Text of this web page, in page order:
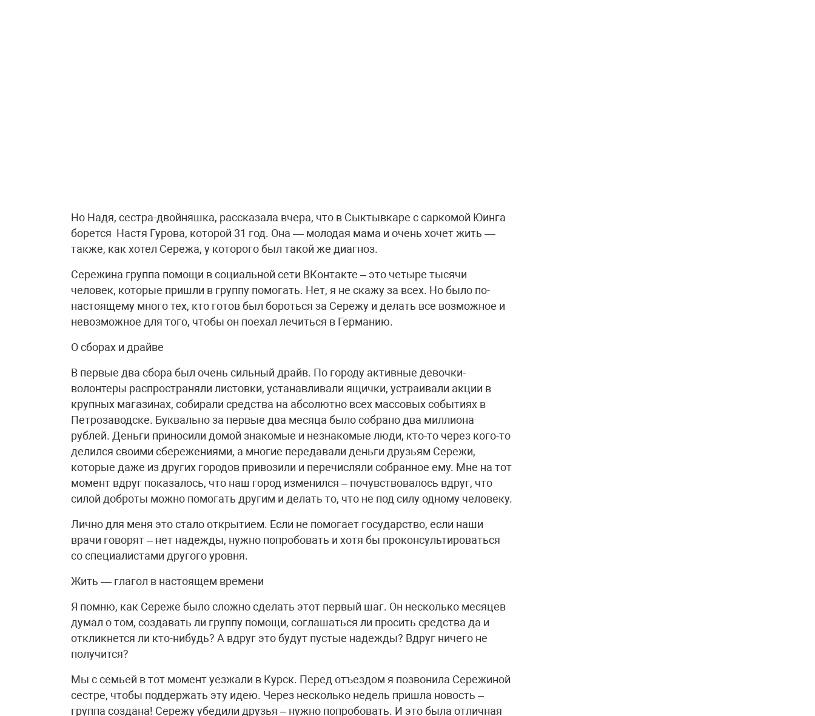
Но Надя, сестра-двойняшка, рассказала вчера, что в Сыктывкаре с саркомой Юинга
борется Настя Гурова, которой 31 год. Она — молодая мама и очень хочет жить —
также, как хотел Сережа, у которого был такой же диагноз.
Сережина группа помощи в социальной сети ВКонтакте – это четыре тысячи
человек, которые пришли в группу помогать. Нет, я не скажу за всех. Но было по-
настоящему много тех, кто готов был бороться за Сережу и делать все возможное и
невозможное для того, чтобы он поехал лечиться в Германию.
О сборах и драйве
В первые два сбора был очень сильный драйв. По городу активные девочки-
волонтеры распространяли листовки, устанавливали ящички, устраивали акции в
крупных магазинах, собирали средства на абсолютно всех массовых событиях в
Петрозаводске. Буквально за первые два месяца было собрано два миллиона
рублей. Деньги приносили домой знакомые и незнакомые люди, кто-то через кого-то
делился своими сбережениями, а многие передавали деньги друзьям Сережи,
которые даже из других городов привозили и перечисляли собранное ему. Мне на тот
момент вдруг показалось, что наш город изменился – почувствовалось вдруг, что
силой доброты можно помогать другим и делать то, что не под силу одному человеку.
Лично для меня это стало открытием. Если не помогает государство, если наши
врачи говорят – нет надежды, нужно попробовать и хотя бы проконсультироваться
со специалистами другого уровня.
Жить — глагол в настоящем времени
Я помню, как Сереже было сложно сделать этот первый шаг. Он несколько месяцев
думал о том, создавать ли группу помощи, соглашаться ли просить средства да и
откликнется ли кто-нибудь? А вдруг это будут пустые надежды? Вдруг ничего не
получится?
Мы с семьей в тот момент уезжали в Курск. Перед отъездом я позвонила Сережиной
сестре, чтобы поддержать эту идею. Через несколько недель пришла новость –
группа создана! Сережу убедили друзья – нужно попробовать. И это была отличная